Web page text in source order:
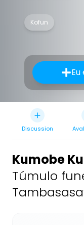
Kofun
Discussion
Kumobe
Túmulo